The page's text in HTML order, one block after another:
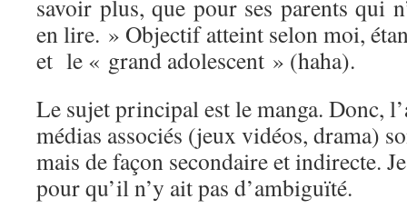
savoir plus, que pour ses parents qui
en lire. » Objectif atteint selon moi,
et le « grand adolescent » (haha).
Le sujet principal est le manga. Donc,
médias associés (jeux vidéos, drama)
mais de façon secondaire et indirecte.
pour qu’il n’y ait pas d’ambiguïté.